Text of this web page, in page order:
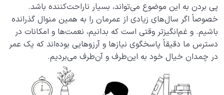
پی بردن به این موضوع می­‌تواند، بسیار ناراحت­‌کننده باشد.
خصوصاً اگر سال‌های زیادی از عمرمان را به همین منوال گذرانده
باشیم. و غم‌انگیزتر وقتی است که بدانیم، نعمت­‌ها و امکانات در
دسترس ما دقیقاً پاسخگوی نیازها و آرزوهایی بوده‌اند که یک عمر
در چمدان خیال خود به این­‌طرف و آن­‌طرف می‌­بردیم.